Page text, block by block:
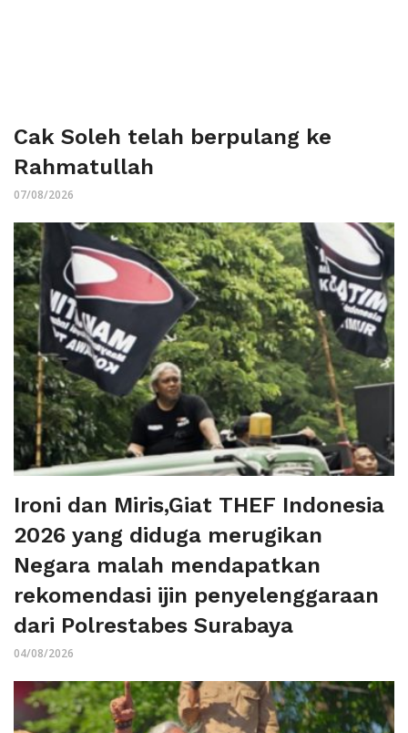
Cak Soleh telah berpulang ke
Rahmatullah
07/08/2026
Ironi dan Miris,Giat THEF Indonesia
2026 yang diduga merugikan
Negara malah mendapatkan
rekomendasi ijin penyelenggaraan
dari Polrestabes Surabaya
04/08/2026